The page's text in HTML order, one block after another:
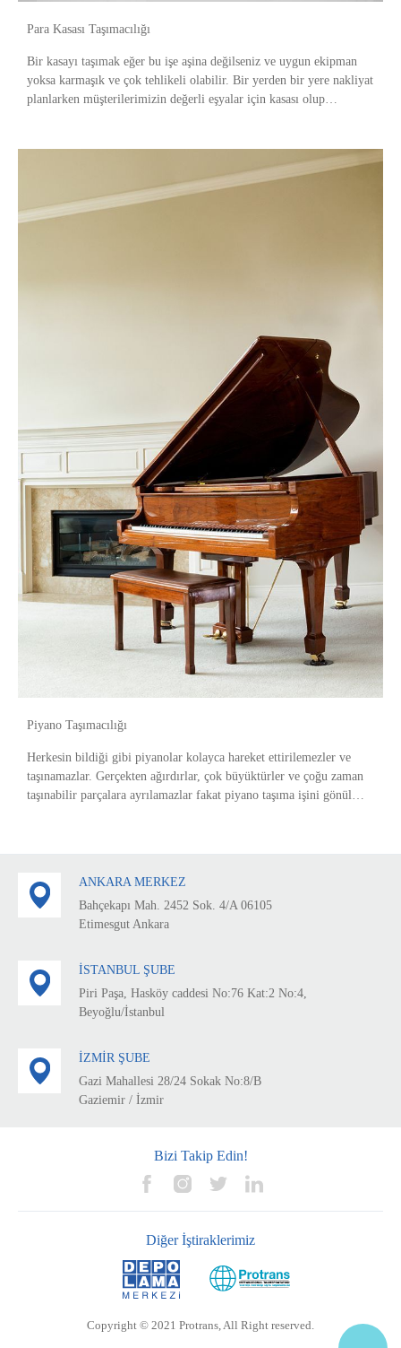
Para Kasası Taşımacılığı
Bir kasayı taşımak eğer bu işe aşina değilseniz ve uygun ekipman
yoksa karmaşık ve çok tehlikeli olabilir. Bir yerden bir yere nakliyat
planlarken müşterilerimizin değerli eşyalar için kasası olup
Piyano Taşımacılığı
Herkesin bildiği gibi piyanolar kolayca hareket ettirilemezler ve
taşınamazlar. Gerçekten ağırdırlar, çok büyüktürler ve çoğu zaman
taşınabilir parçalara ayrılamazlar fakat piyano taşıma işini gönül
ANKARA MERKEZ
Bahçekapı Mah. 2452 Sok. 4/A 06105
Etimesgut Ankara
İSTANBUL ŞUBE
Piri Paşa, Hasköy caddesi No:76 Kat:2 No:4,
Beyoğlu/İstanbul
İZMİR ŞUBE
Gazi Mahallesi 28/24 Sokak No:8/B
Gaziemir / İzmir
Bizi Takip Edin!
Diğer İştiraklerimiz
Copyright © 2021 Protrans, All Right reserved.